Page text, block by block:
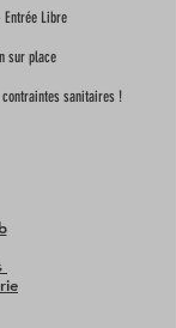
Entrée Libre
sur place
sanitaires !